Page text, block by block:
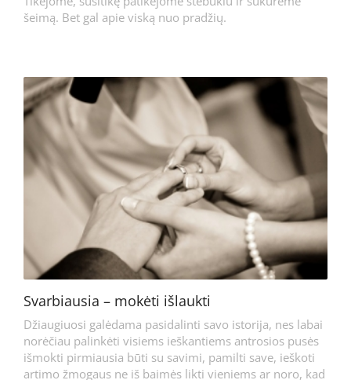
šeimą. Bet gal apie viską nuo pradžių.
Svarbiausia – mokėti išlaukti
Džiaugiuosi galėdama pasidalinti savo istorija, nes labai
norėčiau palinkėti visiems ieškantiems antrosios pusės
išmokti pirmiausia būti su savimi, pamilti save, ieškoti
artimo žmogaus ne iš baimės likti vieniems ar noro, kad